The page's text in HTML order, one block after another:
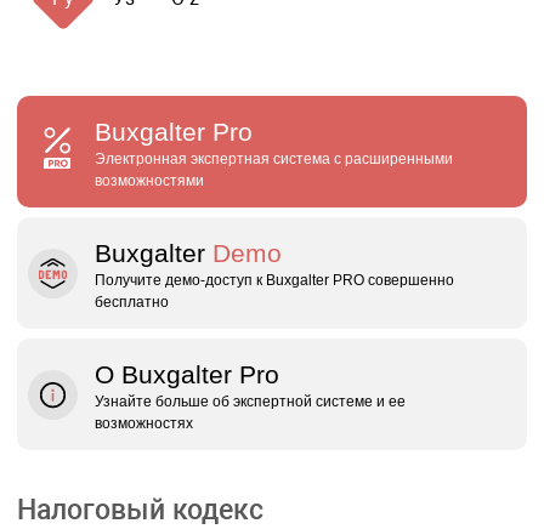
Buxgalter Pro
Электронная экспертная система с расширенными
возможностями
Buxgalter Demo
Получите демо‑доступ к Buxgalter PRO совершенно
бесплатно
О Buxgalter Pro
Узнайте больше об экспертной системе и ее
возможностях
Налоговый кодекс